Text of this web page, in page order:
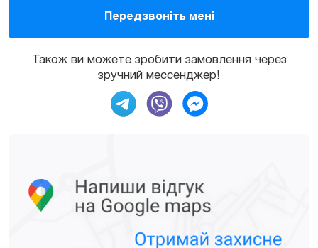
Також ви можете зробити замовлення через
зручний мессенджер!